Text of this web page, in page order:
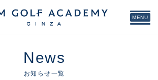
MENU
News
お知らせ一覧